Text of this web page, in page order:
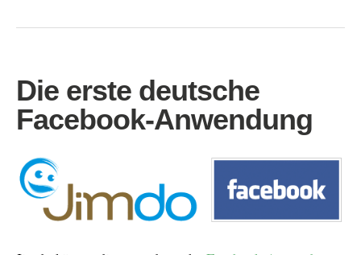
Die erste deutsche
Facebook-Anwendung